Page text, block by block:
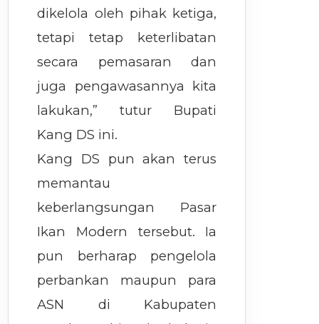
dikelola oleh pihak ketiga,
tetapi tetap keterlibatan
secara pemasaran dan
juga pengawasannya kita
lakukan,” tutur Bupati
Kang DS ini.
Kang DS pun akan terus
memantau
keberlangsungan Pasar
Ikan Modern tersebut. Ia
pun berharap pengelola
perbankan maupun para
ASN di Kabupaten